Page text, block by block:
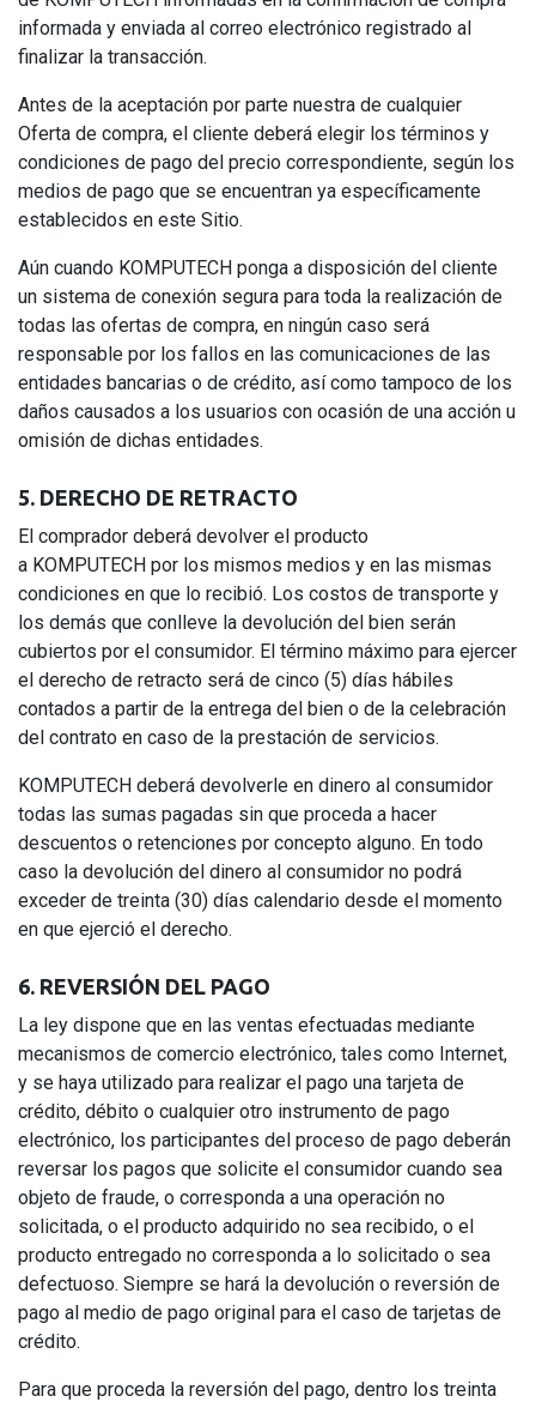
informada y enviada al correo electrónico registrado al
finalizar la transacción.
Antes de la aceptación por parte nuestra de cualquier
Oferta de compra, el cliente deberá elegir los términos y
condiciones de pago del precio correspondiente, según los
medios de pago que se encuentran ya específicamente
establecidos en este Sitio.
Aún cuando KOMPUTECH ponga a disposición del cliente
un sistema de conexión segura para toda la realización de
todas las ofertas de compra, en ningún caso será
responsable por los fallos en las comunicaciones de las
entidades bancarias o de crédito, así como tampoco de los
daños causados a los usuarios con ocasión de una acción u
omisión de dichas entidades.
5. DERECHO DE RETRACTO
El comprador deberá devolver el producto
a KOMPUTECH por los mismos medios y en las mismas
condiciones en que lo recibió. Los costos de transporte y
los demás que conlleve la devolución del bien serán
cubiertos por el consumidor. El término máximo para ejercer
el derecho de retracto será de cinco (5) días hábiles
contados a partir de la entrega del bien o de la celebración
del contrato en caso de la prestación de servicios.
KOMPUTECH deberá devolverle en dinero al consumidor
todas las sumas pagadas sin que proceda a hacer
descuentos o retenciones por concepto alguno. En todo
caso la devolución del dinero al consumidor no podrá
exceder de treinta (30) días calendario desde el momento
en que ejerció el derecho.
6. REVERSIÓN DEL PAGO
La ley dispone que en las ventas efectuadas mediante
mecanismos de comercio electrónico, tales como Internet,
y se haya utilizado para realizar el pago una tarjeta de
crédito, débito o cualquier otro instrumento de pago
electrónico, los participantes del proceso de pago deberán
reversar los pagos que solicite el consumidor cuando sea
objeto de fraude, o corresponda a una operación no
solicitada, o el producto adquirido no sea recibido, o el
producto entregado no corresponda a lo solicitado o sea
defectuoso. Siempre se hará la devolución o reversión de
pago al medio de pago original para el caso de tarjetas de
crédito.
Para que proceda la reversión del pago, dentro los treinta